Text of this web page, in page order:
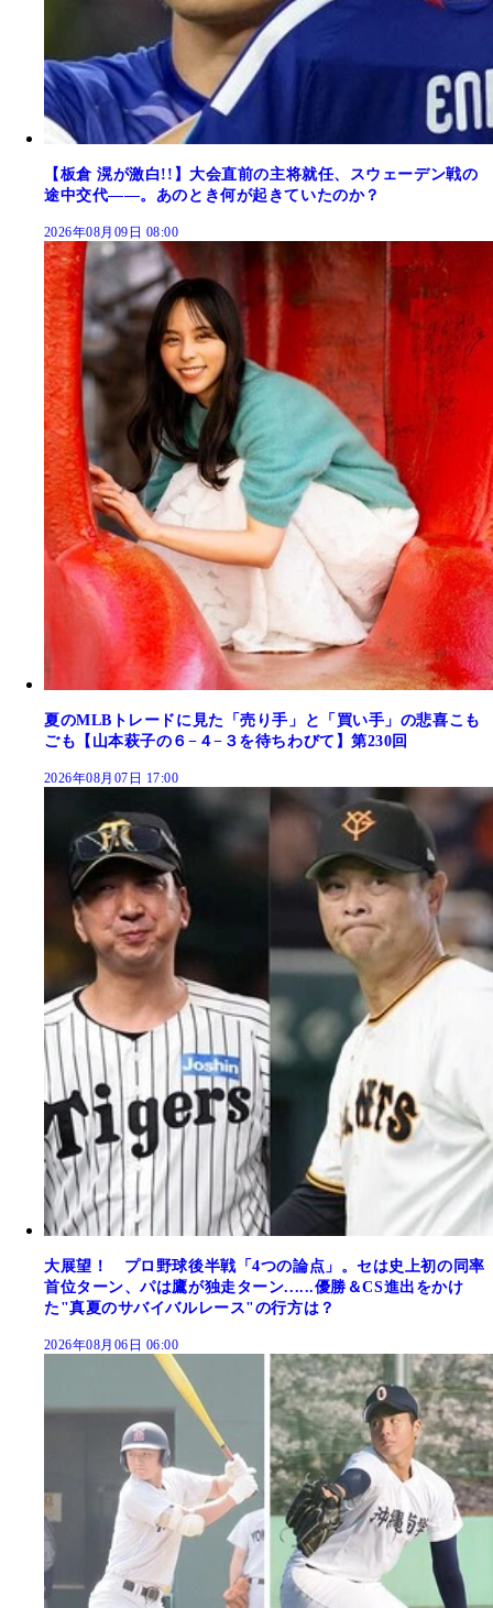
【板倉 滉が激白!!】大会直前の主将就任、スウェーデン戦の
途中交代――。あのとき何が起きていたのか？
2026年08月09日 08:00
夏のMLBトレードに見た「売り手」と「買い手」の悲喜こも
ごも【山本萩子の６−４−３を待ちわびて】第230回
2026年08月07日 17:00
大展望！ プロ野球後半戦「4つの論点」。セは史上初の同率
首位ターン、パは鷹が独走ターン......優勝＆CS進出をかけ
た"真夏のサバイバルレース"の行方は？
2026年08月06日 06:00